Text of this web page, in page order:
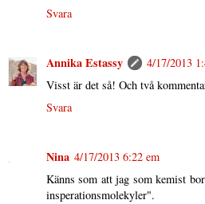
Svara
Annika Estassy
4/17/2013
Visst är det så! Och två
Svara
Nina 4/17/2013 6:22 em
Känns som att jag som kemist
insperationsmolekyler".